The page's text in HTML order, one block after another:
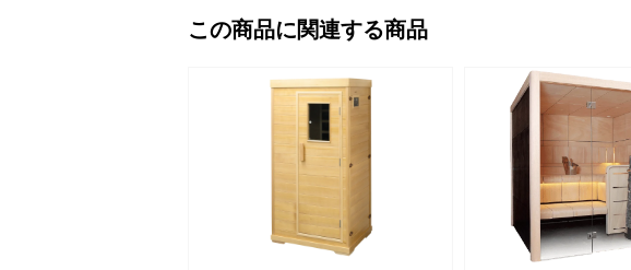
この商品に関連する商品